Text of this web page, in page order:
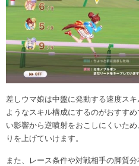
差しウマ娘は中盤に発動する速度ス
ようなスキル構成にするのがおすす
い影響から逆噴射をおこしにくいた
りを上げていけます。
また、レース条件や対戦相手の脚質分